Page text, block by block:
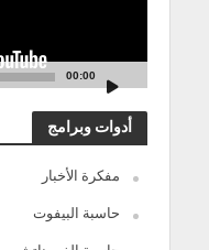
00:00
أدوات وبرامج
مفكرة الأخبار
حاسبة البيفوت